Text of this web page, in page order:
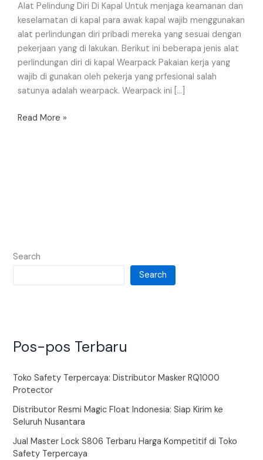
Alat Pelindung Diri Di Kapal Untuk menjaga keamanan dan
keselamatan di kapal para awak kapal wajib menggunakan
alat perlindungan diri pribadi mereka yang sesuai dengan
pekerjaan yang di lakukan. Berikut ini beberapa jenis alat
perlindungan diri di kapal Wearpack Pakaian kerja yang
wajib di gunakan oleh pekerja yang prfesional salah
satunya adalah wearpack. Wearpack ini […]
Read More »
Search
Search
Pos-pos Terbaru
Toko Safety Terpercaya: Distributor Masker RQ1000
Protector
Distributor Resmi Magic Float Indonesia: Siap Kirim ke
Seluruh Nusantara
Jual Master Lock S806 Terbaru Harga Kompetitif di Toko
Safety Terpercaya